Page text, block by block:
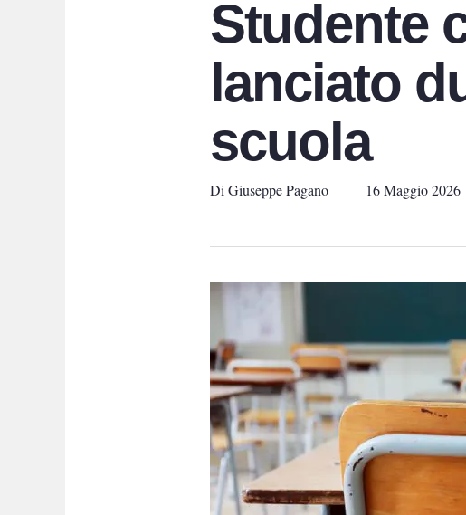
Studente
lanciato
scuola
Di Giuseppe Pagano 16 Maggio 2026